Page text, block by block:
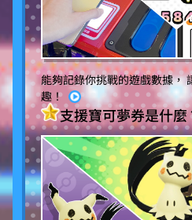
能夠記錄你挑戰的遊戲數據，
趣！
支援寶可夢券是什麼